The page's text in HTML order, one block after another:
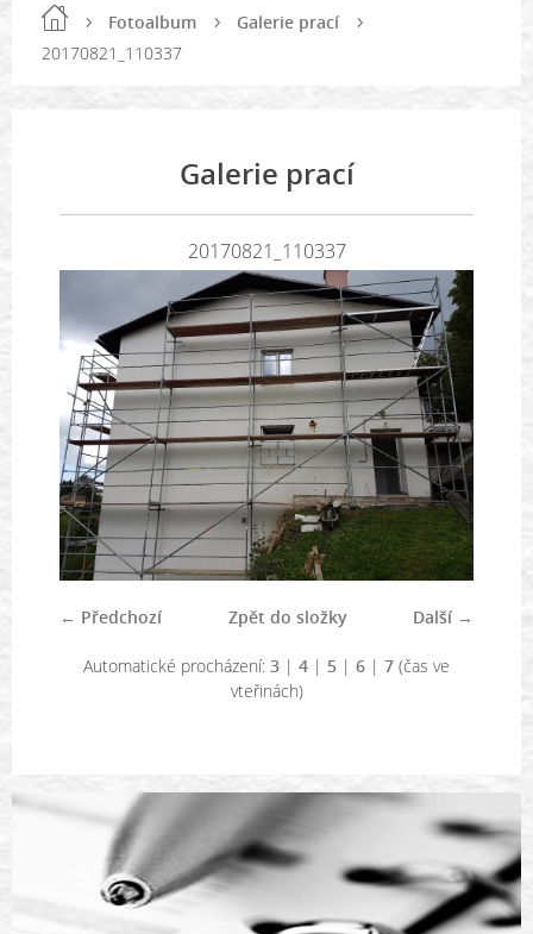
Fotoalbum
Galerie prací
20170821_110337
Galerie prací
20170821_110337
← Předchozí Další →
Zpět do složky
Automatické procházení: 3 | 4 | 5 | 6 | 7 (čas ve
vteřinách)